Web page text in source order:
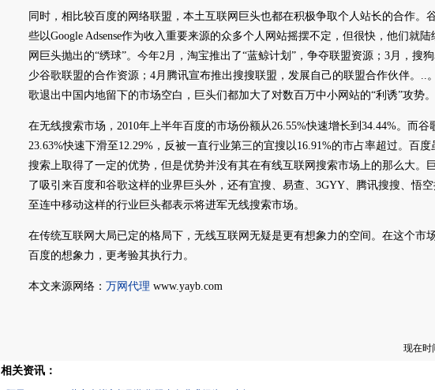
同时，相比较百度的网络联盟，本土互联网巨头也都在积极争取个人站长的合作。
些以Google Adsense作为收入重要来源的众多个人网站摇摆不定，但很快，他们就
网巨头抛出的“绣球”。今年2月，淘宝推出了“蓝鲸计划”，争夺联盟资源；3月，搜
少谷歌联盟的合作资源；4月腾讯宣布推出搜搜联盟，发展自己的联盟合作伙伴。..
歌退出中国内地留下的市场空白，巨头们都加大了对数百万中小网站的“利诱”攻势。
在无线搜索市场，2010年上半年百度的市场份额从26.55%快速增长到34.44%。而谷
23.63%快速下滑至12.29%，反被一直行业第三的宜搜以16.91%的市占率超过。百度
搜索上取得了一定的优势，但是优势并没有其在有线互联网搜索市场上的那么大。
了吸引来百度和谷歌这样的业界巨头外，还有宜搜、易查、3GYY、腾讯搜搜、悟
至连中移动这样的行业巨头都表示将进军无线搜索市场。
在传统互联网大局已定的格局下，无线互联网无疑是更有想象力的空间。在这个市
百度的想象力，更考验其执行力。
本文来源网络： 万网代理 www.yayb.com
现在时
相关资讯：